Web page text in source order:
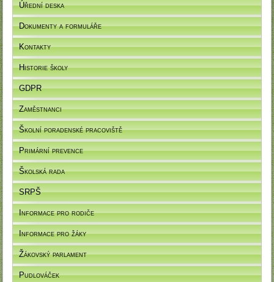
Úřední deska
Dokumenty a formuláře
Kontakty
Historie školy
GDPR
Zaměstnanci
Školní poradenské pracoviště
Primární prevence
Školská rada
SRPŠ
Informace pro rodiče
Informace pro žáky
Žákovský parlament
Pudlováček